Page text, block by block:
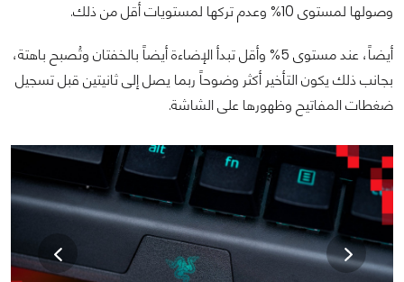
وصولها لمستوى 10% وعدم تركها لمستويات أقل من ذلك.
أيضاً، عند مستوى 5% وأقل تبدأ الإضاءة أيضاً بالخفتان وتُصبح باهتة،
بجانب ذلك يكون التأخير أكثر وضوحاً ربما يصل إلى ثانيتين قبل تسجيل
ضغطات المفاتيح وظهورها على الشاشة.